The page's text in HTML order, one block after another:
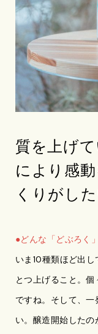
質を上げ
により感
くりがした
●どんな「どぶろく
いま10種類ほど出
とつ上げること。
ですね。そして、
い。醸造開始した